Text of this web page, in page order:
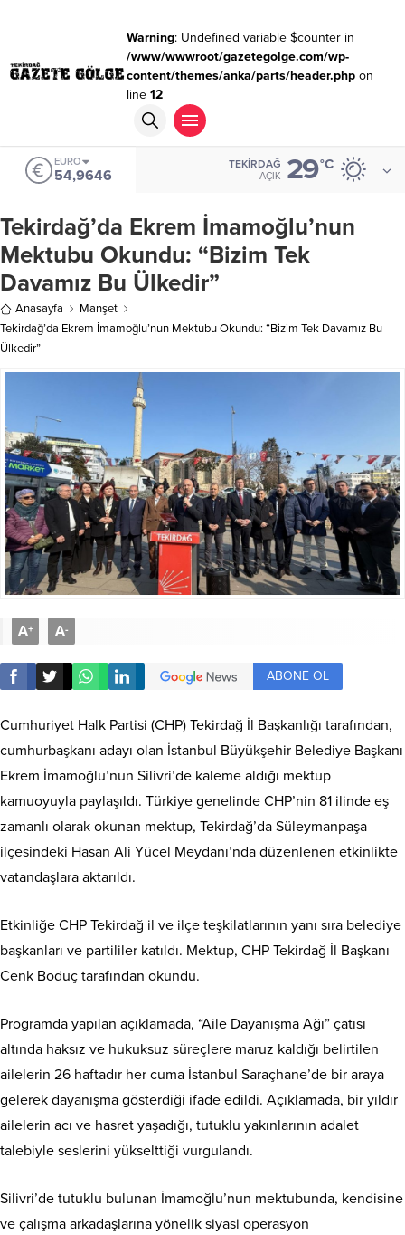
Warning: Undefined variable $counter in
/www/wwwroot/gazetegolge.com/wp-
content/themes/anka/parts/header.phpon
line 12
EURO
54,9646
TEKIRDAĞ
AÇIK 29°C
Tekirdağ’da Ekrem İmamoğlu’nun
Mektubu Okundu: “Bizim Tek
Davamız Bu Ülkedir”
Anasayfa
Manşet
Tekirdağ’da Ekrem İmamoğlu’nun Mektubu Okundu: “Bizim Tek Davamız Bu
Ülkedir”
A+ A-
ABONE OL
Cumhuriyet Halk Partisi (CHP) Tekirdağ İl Başkanlığı tarafından,
cumhurbaşkanı adayı olan İstanbul Büyükşehir Belediye Başkanı
Ekrem İmamoğlu’nun Silivri’de kaleme aldığı mektup
kamuoyuyla paylaşıldı. Türkiye genelinde CHP’nin 81 ilinde eş
zamanlı olarak okunan mektup, Tekirdağ’da Süleymanpaşa
ilçesindeki Hasan Ali Yücel Meydanı’nda düzenlenen etkinlikte
vatandaşlara aktarıldı.
Etkinliğe CHP Tekirdağ il ve ilçe teşkilatlarının yanı sıra belediye
başkanları ve partililer katıldı. Mektup, CHP Tekirdağ İl Başkanı
Cenk Boduç tarafından okundu.
Programda yapılan açıklamada, “Aile Dayanışma Ağı” çatısı
altında haksız ve hukuksuz süreçlere maruz kaldığı belirtilen
ailelerin 26 haftadır her cuma İstanbul Saraçhane’de bir araya
gelerek dayanışma gösterdiği ifade edildi. Açıklamada, bir yıldır
ailelerin acı ve hasret yaşadığı, tutuklu yakınlarının adalet
talebiyle seslerini yükselttiği vurgulandı.
Silivri’de tutuklu bulunan İmamoğlu’nun mektubunda, kendisine
ve çalışma arkadaşlarına yönelik siyasi operasyon